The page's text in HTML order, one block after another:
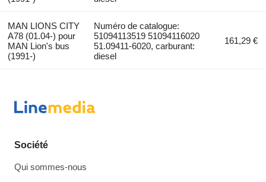
MAN LIONS CITY
A78 (01.04-) pour
MAN Lion's bus
(1991-)
Numéro de catalogue:
51094113519 51094116020
51.09411-6020, carburant:
diesel
161,29 €
Société
Qui sommes-nous